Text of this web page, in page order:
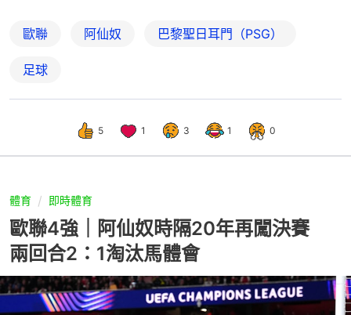
歐聯 阿仙奴 巴黎聖日耳門（PSG）
足球
5 1 3 1 0
體育 即時體育
歐聯4強｜阿仙奴時隔20年再闖決賽
兩回合2：1淘汰馬體會